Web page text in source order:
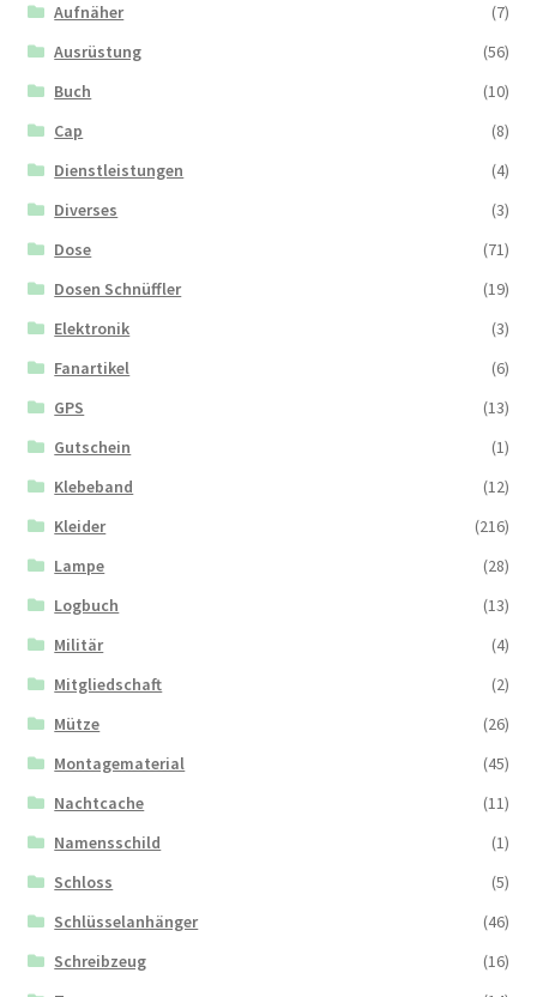
Aufnäher
(7)
Ausrüstung
(56)
Buch
(10)
Cap
(8)
Dienstleistungen
(4)
Diverses
(3)
Dose
(71)
Dosen Schnüffler
(19)
Elektronik
(3)
Fanartikel
(6)
GPS
(13)
Gutschein
(1)
Klebeband
(12)
Kleider
(216)
Lampe
(28)
Logbuch
(13)
Militär
(4)
Mitgliedschaft
(2)
Mütze
(26)
Montagematerial
(45)
Nachtcache
(11)
Namensschild
(1)
Schloss
(5)
Schlüsselanhänger
(46)
Schreibzeug
(16)